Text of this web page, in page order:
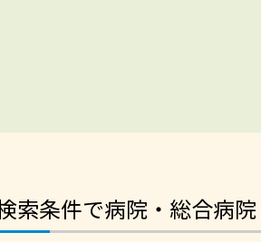
索条件で病院・総合病